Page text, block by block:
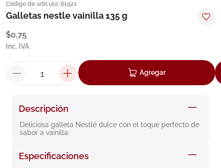
Código de artículo: 61921
Galletas nestle vainilla 135 g
$0,75
Inc. IVA
Agregar
Descripción
Deliciosa galleta Nestlé dulce con el toque perfecto de
sabor a vainilla.
Especificaciones
1. eucerin
3
cerave
7. isdin
8. roche posay
10.pañales